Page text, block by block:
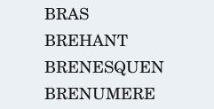
BRAS
BREHANT
BRENESQUEN
BRENUMERE